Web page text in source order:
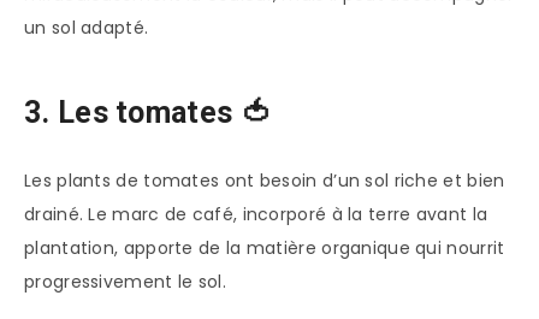
un sol adapté.
3. Les tomates 🍅
Les plants de tomates ont besoin d’un sol riche et bien
drainé. Le marc de café, incorporé à la terre avant la
plantation, apporte de la matière organique qui nourrit
progressivement le sol.